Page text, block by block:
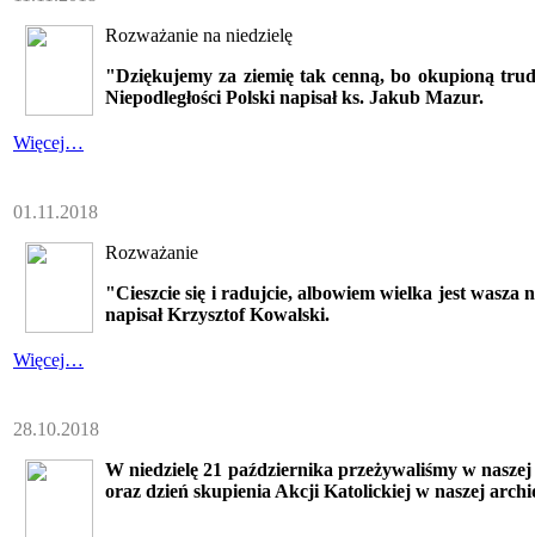
Rozważanie na niedzielę
"Dziękujemy za ziemię tak cenną, bo okupioną
Niepodległości Polski napisał ks. Jakub Mazur.
Więcej…
01.11.2018
Rozważanie
"Cieszcie się i radujcie, albowiem wielka jest
napisał Krzysztof Kowalski.
Więcej…
28.10.2018
W niedzielę 21 października przeżywaliśmy w
oraz dzień skupienia Akcji Katolickiej w naszej